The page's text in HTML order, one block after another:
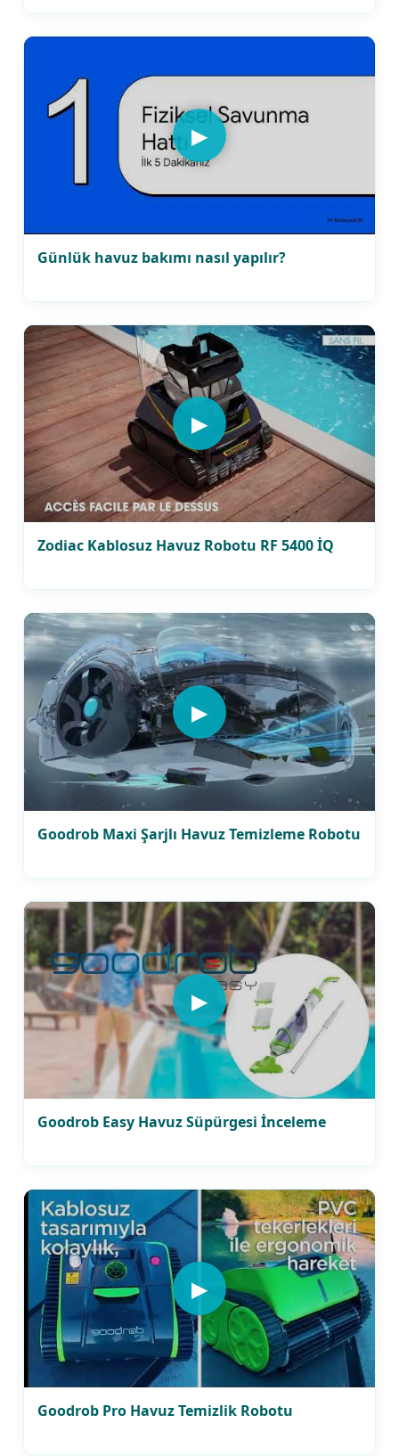
▶
Günlük havuz bakımı nasıl yapılır?
▶
Zodiac Kablosuz Havuz Robotu RF 5400 İQ
▶
Goodrob Maxi Şarjlı Havuz Temizleme Robotu
▶
Goodrob Easy Havuz Süpürgesi İnceleme
▶
Goodrob Pro Havuz Temizlik Robotu